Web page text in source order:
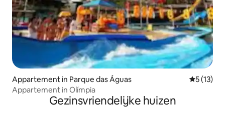
Appartement in Parque das Águas
5 (13)
Appartement in Olímpia
Gezinsvriendelijke huizen